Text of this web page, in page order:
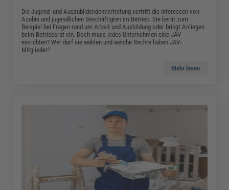
Die Jugend- und Auszubildendenvertretung vertritt die Interessen von
Azubis und jugendlichen Beschäftigten im Betrieb. Sie berät zum
Beispiel bei Fragen rund um Arbeit und Ausbildung oder bringt Anliegen
beim Betriebsrat ein. Doch muss jedes Unternehmen eine JAV
einrichten? Wer darf sie wählen und welche Rechte haben JAV-
Mitglieder?
Mehr lesen